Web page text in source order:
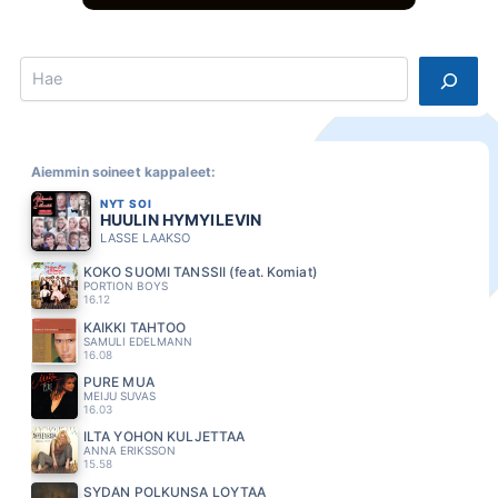
Search
Aiemmin soineet kappaleet:
NYT SOI
HUULIN HYMYILEVIN
LASSE LAAKSO
KOKO SUOMI TANSSII (feat. Komiat)
PORTION BOYS
16.12
KAIKKI TAHTOO
SAMULI EDELMANN
16.08
PURE MUA
MEIJU SUVAS
16.03
ILTA YÖHÖN KULJETTAA
ANNA ERIKSSON
15.58
SYDÄN POLKUNSA LÖYTÄÄ